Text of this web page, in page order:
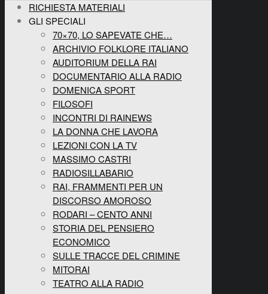
RICHIESTA MATERIALI
GLI SPECIALI
70×70, LO SAPEVATE CHE…
ARCHIVIO FOLKLORE ITALIANO
AUDITORIUM DELLA RAI
DOCUMENTARIO ALLA RADIO
DOMENICA SPORT
FILOSOFI
INCONTRI DI RAINEWS
LA DONNA CHE LAVORA
LEZIONI CON LA TV
MASSIMO CASTRI
RADIOSILLABARIO
RAI, FRAMMENTI PER UN
DISCORSO AMOROSO
RODARI – CENTO ANNI
STORIA DEL PENSIERO
ECONOMICO
SULLE TRACCE DEL CRIMINE
MITORAI
TEATRO ALLA RADIO